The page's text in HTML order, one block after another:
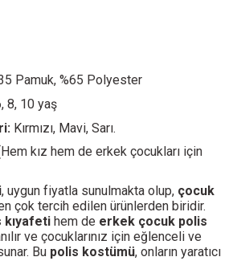
Pamuk, %65 Polyester
8, 10 yaş
Kırmızı, Mavi, Sarı.
kız hem de erkek çocukları için
, uygun fiyatla sunulmakta olup, çocuk
çok tercih edilen ürünlerden biridir.
kıyafeti hem de erkek çocuk polis
ve çocuklarınız için eğlenceli ve
Bu polis kostümü, onların yaratıcı